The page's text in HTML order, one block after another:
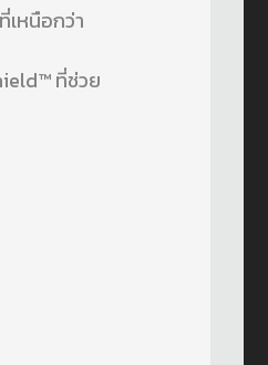
หนือกว่า
ที่ช่วย